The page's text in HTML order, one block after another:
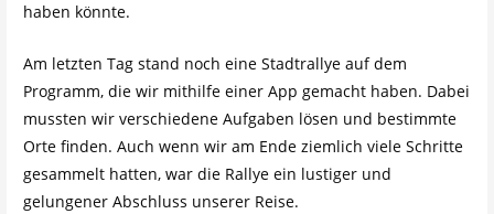
haben könnte.
Am letzten Tag stand noch eine Stadtrallye auf dem
Programm, die wir mithilfe einer App gemacht haben. Dabei
mussten wir verschiedene Aufgaben lösen und bestimmte
Orte finden. Auch wenn wir am Ende ziemlich viele Schritte
gesammelt hatten, war die Rallye ein lustiger und
gelungener Abschluss unserer Reise.